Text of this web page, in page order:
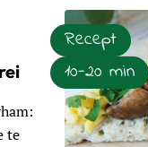
Recept
10-20 min
te